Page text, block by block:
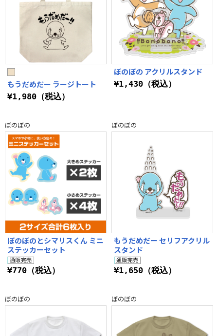
もうだめだー ラージトート
¥1,980（税込）
ぼのぼの アクリルスタンド
¥1,430（税込）
ぼのぼの
ぼのぼのとシマリスくん ミニ
ステッカーセット
¥770（税込）
ぼのぼの
もうだめだー セリフアクリル
スタンド
¥1,650（税込）
ぼのぼの ぼのぼの